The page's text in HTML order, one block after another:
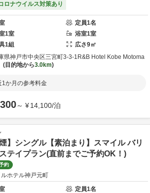
ロナウイルス対策あり
定員1名
1室 浴室1室
1組 広さ9㎡
県神戸市中央区三宮町3-3-1 R&B Hotel Kobe Motoma
目的地から3.0km
1か月の参考料金
～ ¥14,100/泊
煙】シングル【素泊まり】スマイル バリ
テイプラン(直前までご予約OK！)
約
ルホテル神戸元町
定員1名